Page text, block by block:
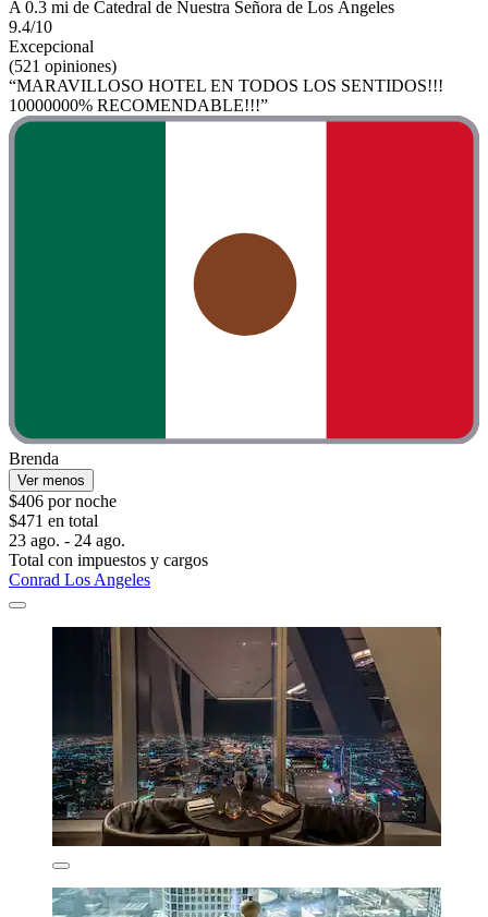
A 0.3 mi de Catedral de Nuestra Señora de Los Ángeles
9.4/10
Excepcional
(521 opiniones)
“MARAVILLOSO HOTEL EN TODOS LOS SENTIDOS!!!
10000000% RECOMENDABLE!!!”
Brenda
Ver menos
$406 por noche
$471 en total
23 ago. - 24 ago.
Total con impuestos y cargos
Conrad Los Angeles